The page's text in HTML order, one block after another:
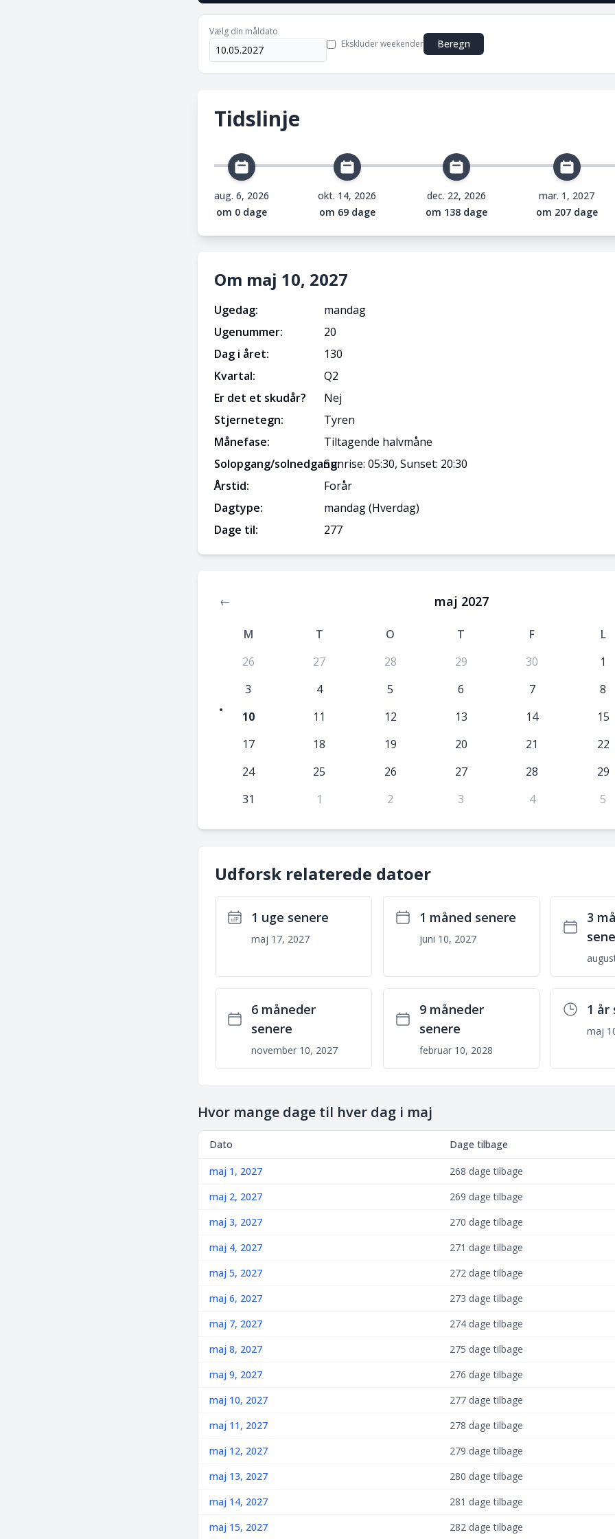
Vælg din måldato
Ekskluder weekender
Beregn
Tidslinje
aug. 6, 2026
om 0 dage
okt. 14, 2026
om 69 dage
dec. 22, 2026
om 138 dage
mar. 1, 2027
om 207 dage
Om maj 10, 2027
Ugedag:
mandag
Ugenummer:
20
Dag i året:
130
Kvartal:
Q2
Er det et skudår?
Nej
Stjernetegn:
Tyren
Månefase:
Tiltagende halvmåne
Solopgang/solnedgang:Sunrise: 05:30, Sunset: 20:30
Årstid:
Forår
Dagtype:
mandag(Hverdag)
Dage til:
277
← maj 2027
M T O T F
L
26
27 28 29 30
1
3
4 5 6 7
8
10
11 12 13 14
15
17
18 19 20 21
22
24
25 26 27 28
29
31
1 2 3 4 5
Udforsk relaterede datoer
1 uge senere
maj 17, 2027
1 måned senere
juni 10, 2027
3
6 måneder
senere
november 10, 2027
9 måneder
senere
februar 10, 2028
1 år
maj
Hvor mange dage til hver dag i maj
Dato Dage tilbage
maj 1, 2027
268 dage tilbage
maj 2, 2027
269 dage tilbage
maj 3, 2027
270 dage tilbage
maj 4, 2027
271 dage tilbage
maj 5, 2027
272 dage tilbage
maj 6, 2027
273 dage tilbage
maj 7, 2027
274 dage tilbage
maj 8, 2027
275 dage tilbage
maj 9, 2027
276 dage tilbage
maj 10, 2027
277 dage tilbage
maj 11, 2027
278 dage tilbage
maj 12, 2027
279 dage tilbage
maj 13, 2027
280 dage tilbage
maj 14, 2027
281 dage tilbage
maj 15, 2027
282 dage tilbage